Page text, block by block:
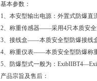
基本参数：
1、本安型输出电源：外置式防爆直
2、称重传感器——采用4只本质安全
3、接线盒——本质安全型防爆接线
4、称重仪表——本质安全型防爆称
5、防爆型式一般为：
产品宗旨及售后：